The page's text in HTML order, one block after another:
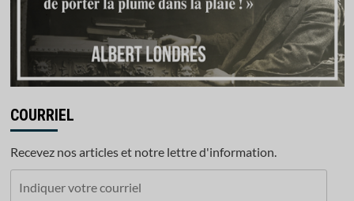
COURRIEL
Recevez nos articles et notre lettre d'information.